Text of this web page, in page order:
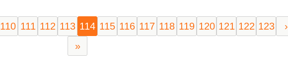
110 111 112 113 114 115 116 117 118 119 120 121 122 123
›
»